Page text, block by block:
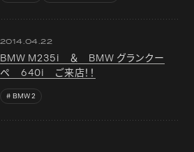
2014.04.22
BMW M235i ＆ BMW グランクー
ペ 640i ご来店！！
BMW 2